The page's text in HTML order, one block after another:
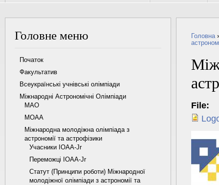
Головне меню
Початок
Факультатив
Всеукраїнські учнівські олімпіади
Міжнародні Астрономічні Олімпіади
МАО
МОАА
Міжнародна молодіжна олімпіада з
астрономії та астрофізики
Учасники IOAA-Jr
Переможці IOAA-Jr
Статут (Принципи роботи) Міжнародної
молодіжної олімпіади з астрономії та
Ви є
Головна
File: